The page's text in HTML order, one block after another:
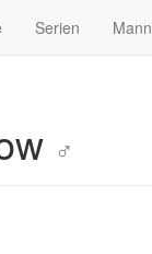
Serien
♂